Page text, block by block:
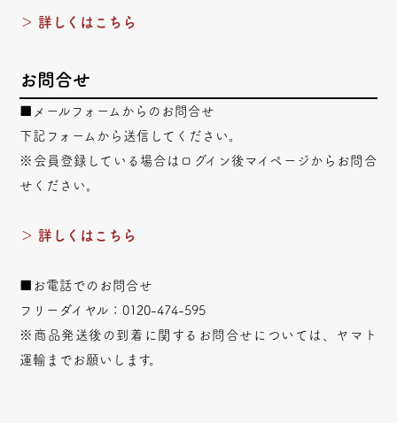
＞ 詳しくはこちら
お問合せ
■メールフォームからのお問合せ
下記フォームから送信してください。
※会員登録している場合はログイン後マイページからお問合
せください。
＞ 詳しくはこちら
■お電話でのお問合せ
フリーダイヤル：0120-474-595
※商品発送後の到着に関するお問合せについては、ヤマト
運輸までお願いします。